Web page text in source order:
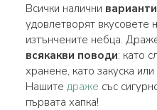
Всички налични варианти
удовлетворят вкусовете
изтънчените небца.
всякакви поводи: като
хранене, като закуска
Нашите драже със
първата хапка!